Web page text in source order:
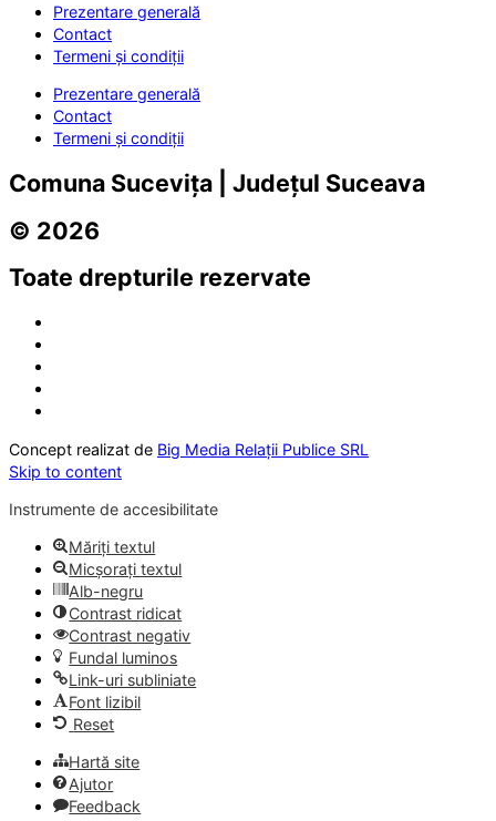
Prezentare generală
Contact
Termeni și condiții
Prezentare generală
Contact
Termeni și condiții
Comuna Sucevița | Județul Suceava
© 2026
Toate drepturile rezervate
Concept realizat de Big Media Relații Publice SRL
Skip to content
Instrumente de accesibilitate
Măriți textul
Micșorați textul
Alb-negru
Contrast ridicat
Contrast negativ
Fundal luminos
Link-uri subliniate
Font lizibil
Reset
Hartă site
Ajutor
Feedback